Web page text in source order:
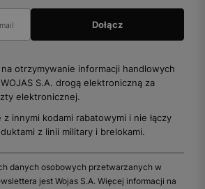
otrzymywanie informacji handlowych
S.A. drogą elektroniczną za
elektronicznej.
z innymi kodami rabatowymi i nie łączy
z linii military i brelokami.
danych osobowych przetwarzanych w
jest Wojas S.A. Więcej informacji na